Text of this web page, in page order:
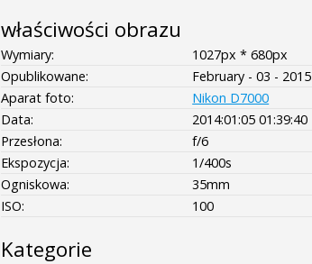
właściwości obrazu
Wymiary:
1027px * 680px
Opublikowane:
February - 03 - 2015
Aparat foto:
Nikon D7000
Data:
2014:01:05 01:39:40
Przesłona:
f/6
Ekspozycja:
1/400s
Ogniskowa:
35mm
ISO:
100
Kategorie